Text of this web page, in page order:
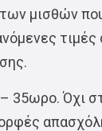
μισθών
τιμές
35ωρο. Όχι